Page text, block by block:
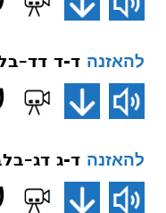
להאזנה ד-ד
להאזנה ד-ג